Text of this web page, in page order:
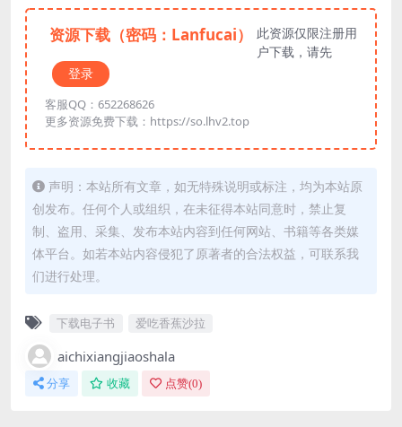
资源下载（密码：Lanfucai）
此资源仅限注册用
户下载，请先
登录
客服QQ：652268626
更多资源免费下载：https://so.lhv2.top
声明：本站所有文章，如无特殊说明或标注，均为本站原
创发布。任何个人或组织，在未征得本站同意时，禁止复
制、盗用、采集、发布本站内容到任何网站、书籍等各类媒
体平台。如若本站内容侵犯了原著者的合法权益，可联系我
们进行处理。
下载电子书 爱吃香蕉沙拉
aichixiangjiaoshala
分享 收藏 点赞(0)